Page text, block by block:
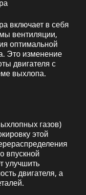
включает в себя
вентиляции,
оптимальной
Это изменение
двигателя с
выхлопа.
газов)
этой
впускной
улучшить
двигателя, а